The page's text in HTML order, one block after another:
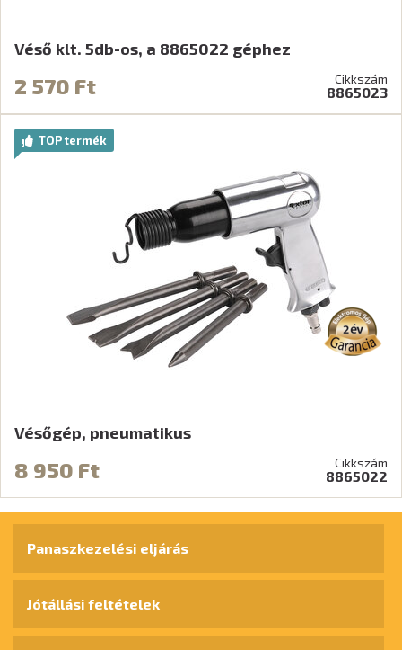
Véső klt. 5db-os, a 8865022 géphez
2 570 Ft Cikkszám
8865023
TOP termék
Vésőgép, pneumatikus
8 950 Ft Cikkszám
8865022
Panaszkezelési eljárás
Jótállási feltételek